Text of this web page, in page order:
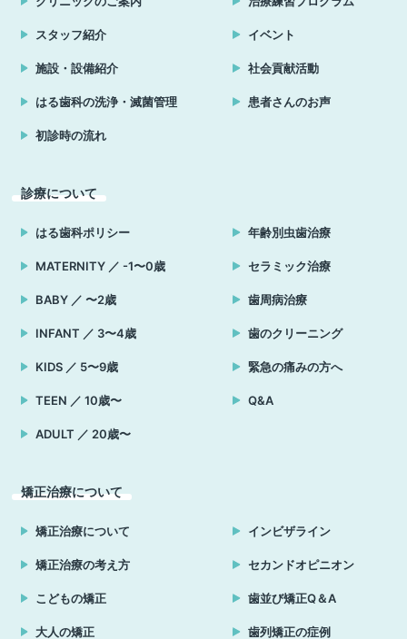
スタッフ紹介
施設・設備紹介
はる歯科の洗浄・滅菌管理
初診時の流れ
イベント
社会貢献活動
患者さんのお声
診療について
はる歯科ポリシー
MATERNITY ／ -1〜0歳
BABY ／ 〜2歳
INFANT ／ 3〜4歳
KIDS ／ 5〜9歳
TEEN ／ 10歳〜
ADULT ／ 20歳〜
年齢別虫歯治療
セラミック治療
歯周病治療
歯のクリーニング
緊急の痛みの方へ
Q&A
矯正治療について
矯正治療について
矯正治療の考え方
こどもの矯正
大人の矯正
インビザライン
セカンドオピニオン
歯並び矯正Q＆A
歯列矯正の症例